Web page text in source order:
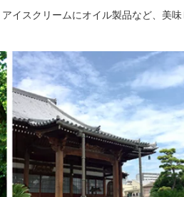
イスクリームにオイル製品など、美